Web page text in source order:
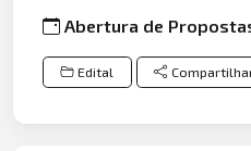
Abertura de
Edital